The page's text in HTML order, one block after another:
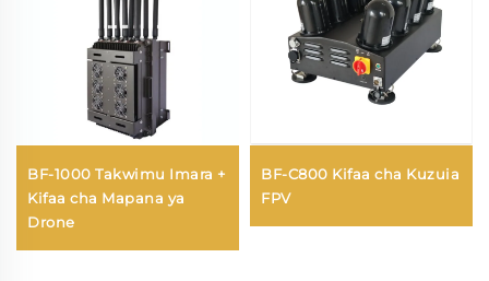
BF-1000 Takwimu Imara +
Kifaa cha Mapana ya
Drone
BF-C800 Kifaa cha Kuzuia
FPV